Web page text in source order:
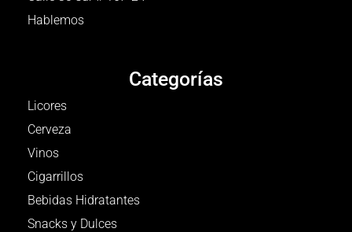
Hablemos
Categorías
Licores
Cerveza
Vinos
Cigarrillos
Bebidas Hidratantes
Snacks y Dulces